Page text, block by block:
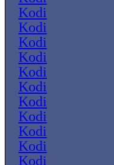
Kodi
Kodi
Kodi
Kodi
Kodi
Kodi
Kodi
Kodi
Kodi
Kodi
Kodi